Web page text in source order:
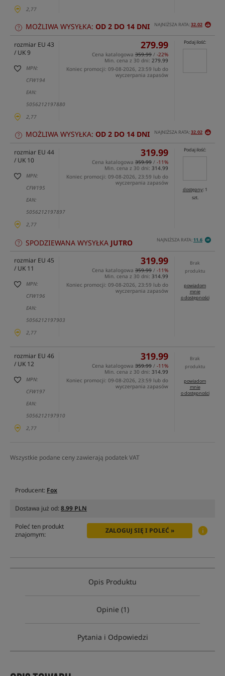
2,77
NAJNIŻSZA RATA:32.02
MOŻLIWA WYSYŁKA: OD 2 DO 14 DNI
rozmiar EU 43
/ UK 9
MPN:
CFW194
EAN:
5056212197880
2,77
279.99
Cena katalogowa 359.99 / -22%
Min. cena z 30 dni: 279.99
Koniec promocji: 09-08-2026, 23:59 lub do
wyczerpania zapasów
Podaj ilość:
NAJNIŻSZA RATA:32.02
MOŻLIWA WYSYŁKA: OD 2 DO 14 DNI
rozmiar EU 44
/ UK 10
MPN:
CFW195
EAN:
5056212197897
2,77
319.99
Cena katalogowa 359.99 / -11%
Min. cena z 30 dni: 314.99
Koniec promocji: 09-08-2026, 23:59 lub do
wyczerpania zapasów
Podaj ilość:
dostępny: 1
szt.
NAJNIŻSZA RATA:11.6
SPODZIEWANA WYSYŁKA JUTRO
rozmiar EU 45
/ UK 11
MPN:
CFW196
EAN:
5056212197903
2,77
319.99
Cena katalogowa 359.99 / -11%
Min. cena z 30 dni: 314.99
Koniec promocji: 09-08-2026, 23:59 lub do
wyczerpania zapasów
Brak
produktu
powiadom
mnie
o dostępności
rozmiar EU 46
/ UK 12
MPN:
CFW197
EAN:
5056212197910
2,77
319.99
Cena katalogowa 359.99 / -11%
Min. cena z 30 dni: 314.99
Koniec promocji: 09-08-2026, 23:59 lub do
wyczerpania zapasów
Brak
produktu
powiadom
mnie
o dostępności
Wszystkie podane ceny zawierają podatek VAT
Producent: Fox
Dostawa już od:8.99 PLN
Poleć ten produkt
znajomym:
ZALOGUJ SIĘ I POLEĆ »
Opis Produktu
Opinie (1)
Pytania i Odpowiedzi